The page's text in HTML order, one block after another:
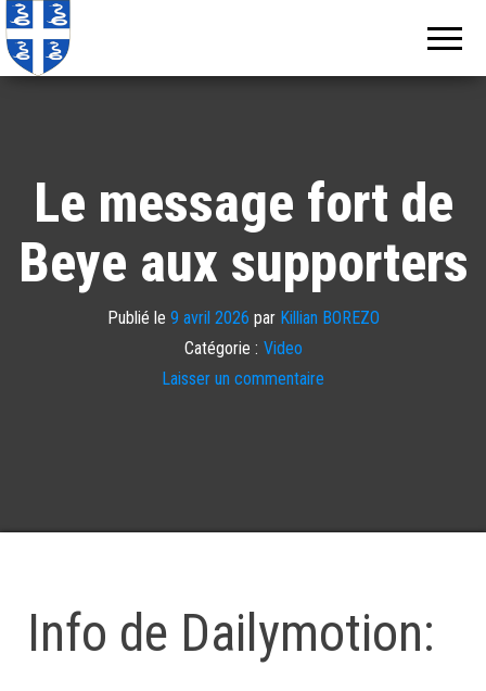
Le message fort de
Beye aux supporters
Publié le 9 avril 2026 par Killian BOREZO
Catégorie : Video
Laisser un commentaire
Info de Dailymotion: